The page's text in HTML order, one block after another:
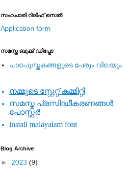
സഹചാരി റിലീഫ് സെല്‍
Application form
സമസ്ത ബുക്ക് ഡിപ്പോ
പാഠപുസ്തകങ്ങളുടെ പേരും വിലയും
നമ്മുടെ സ്റ്റേറ്റ് കമ്മിറ്റി
സമസ്ത പ്രസിദ്ധീകരണങ്ങള്‍
പോസ്റ്റര്‍
install malayalam font
Blog Archive
► 2023 (9)